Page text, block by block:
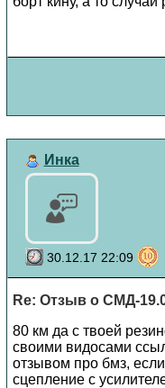
Инка
30.12.17 22:09
Re: Отзыв о СМД-
80 км да с твоей
своими видосами
отзывом про бмз,
сцепление с